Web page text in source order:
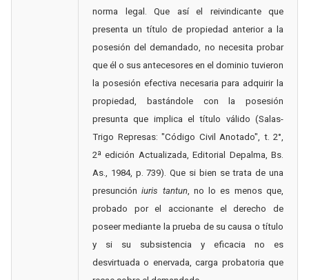
norma legal. Que así el reivindicante que
presenta un título de propiedad anterior a la
posesión del demandado, no necesita probar
que él o sus antecesores en el dominio tuvieron
la posesión efectiva necesaria para adquirir la
propiedad, bastándole con la posesión
presunta que implica el título válido (Salas-
Trigo Represas: "Código Civil Anotado", t. 2°,
2ª edición Actualizada, Editorial Depalma, Bs.
As., 1984, p. 739). Que si bien se trata de una
presuncióniuris tantun, no lo es menos que,
probado por el accionante el derecho de
poseer mediante la prueba de su causa o título
y si su subsistencia y eficacia no es
desvirtuada o enervada, carga probatoria que